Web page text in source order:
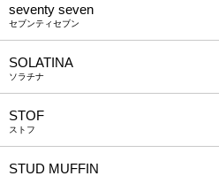
seventy seven
セブンティセブン
SOLATINA
ソラチナ
STOF
ストフ
STUD MUFFIN